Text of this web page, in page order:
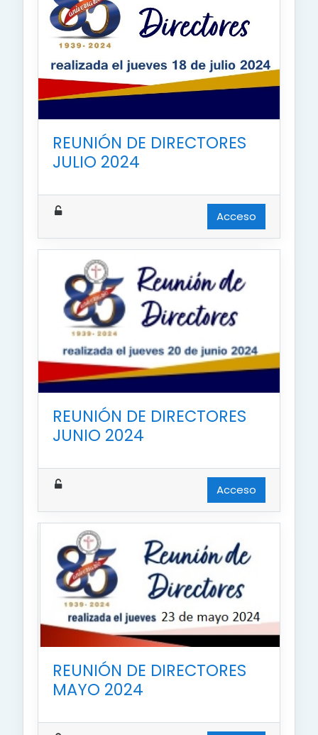
REUNIÓN DE DIRECTORES
JULIO 2024
Acceso
REUNIÓN DE DIRECTORES
JUNIO 2024
Acceso
REUNIÓN DE DIRECTORES
MAYO 2024